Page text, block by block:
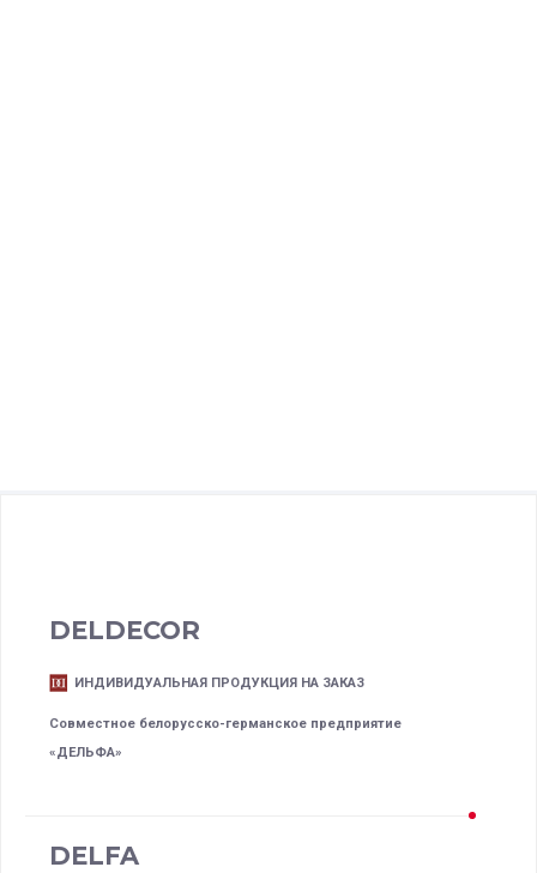
DELDECOR
ИНДИВИДУАЛЬНАЯ ПРОДУКЦИЯ НА ЗАКАЗ
Совместное белорусско-германское предприятие
«ДЕЛЬФА»
DELFA